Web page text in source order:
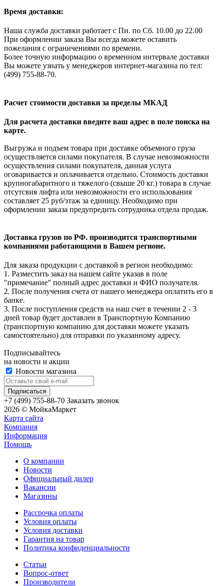
Время доставки:
Наша служба доставки работает с Пн. по Сб. 10.00 до 22.00
При оформлении заказа Вы всегда можете оставить
пожелания с ограничениями по времени.
Более точную информацию о временном интервале доставки
Вы можете узнать у менеджеров интернет-магазина по тел:
(499) 755-88-70.
Расчет стоимости доставки за пределы МКАД
Для расчета доставки введите ваш адрес в поле поиска на
карте.
Выгрузка и подъем товара при доставке объемного груза
осуществляется силами покупателя. В случае невозможности
осуществления силами покупателя, данная услуга
оговаривается и оплачивается отдельно. Стоимость доставки
крупногабаритного и тяжелого (свыше 20 кг.) товара в случае
отсутсвия лифта или невозможности его использования
составляет 25 руб/этаж за единицу. Необходимо при
оформлении заказа предупредить сотрудника отдела продаж.
Доставка грузов по РФ. производится транспортными
компаниями работающими в Вашем регионе.
Для заказа продукции с доставкой в регион необходимо:
1. Разместить заказ на нашем сайте указав в поле
"примечание" полный адрес доставки и ФИО получателя.
2. После получения счета от нашего менеджера оплатить его в
банке.
3. После поступления средств на наш счет в течении 2 - 3
дней товар будет доставлен в Транспортную Компанию
(транспортную компанию для доставки можете указать
самостоятельно) для отправки по указанному адресу.
Подписывайтесь
на новости и акции
Новости магазина
+7 (499) 755-88-70 Заказать звонок
2026 © МойкаМаркет
Карта сайта
Компания
Информация
Помощь
О компании
Новости
Официальный дилер
Вакансии
Магазины
Рассрочка оплаты
Условия оплаты
Условия доставки
Гарантия на товар
Политика конфиденциальности
Статьи
Вопрос-ответ
Производители